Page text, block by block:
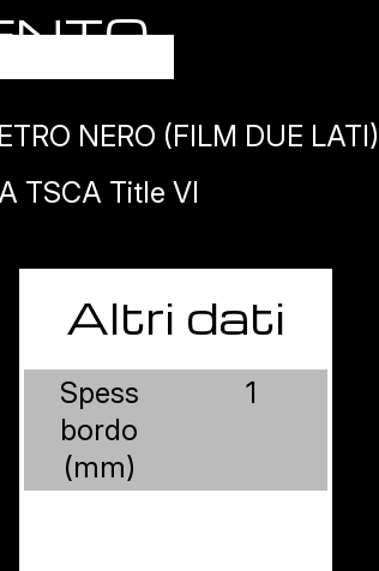
NERO (FILM DUE LATI)
TSCA Title VI
Altri dati
Spess
bordo
(mm)
1